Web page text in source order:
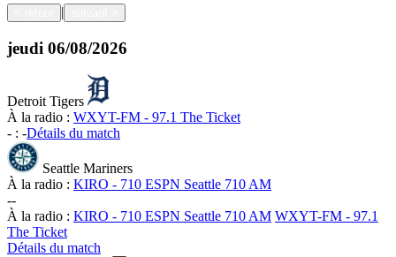
|
jeudi 06/08/2026
Detroit Tigers
À la radio : WXYT-FM - 97.1 The Ticket
- : -Détails du match
Seattle Mariners
À la radio : KIRO - 710 ESPN Seattle 710 AM
--
À la radio : KIRO - 710 ESPN Seattle 710 AM WXYT-FM - 97.1
The Ticket
Détails du match